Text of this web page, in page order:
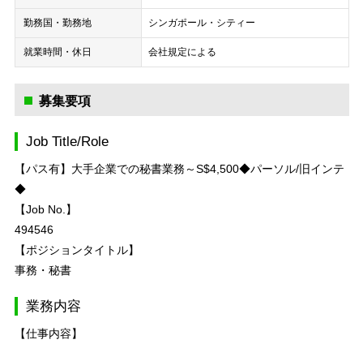
勤務国・勤務地 シンガポール・シティー
就業時間・休日 会社規定による
募集要項
Job Title/Role
【パス有】大手企業での秘書業務～S$4,500◆パーソル/旧インテ
◆
【Job No.】
494546
【ポジションタイトル】
事務・秘書
業務内容
【仕事内容】